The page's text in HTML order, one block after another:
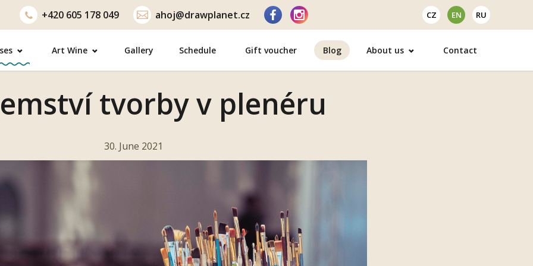
+420 605 178 049 ahoj@drawplanet.cz CZ EN RU
Art Wine Gallery Schedule Gift voucher Blog About us Contact
tvorby v plenéru
30. June 2021